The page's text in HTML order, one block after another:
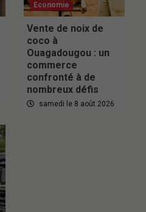
Economie
Vente de noix de
coco à
Ouagadougou : un
commerce
confronté à de
nombreux défis
samedi le 8 août 2026